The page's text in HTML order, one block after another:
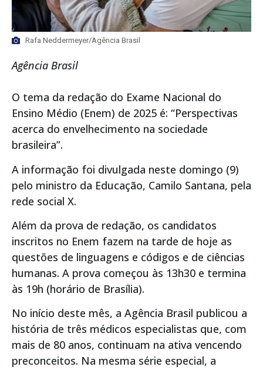
Rafa Neddermeyer/Agência Brasil
Agência Brasil
O tema da redação do Exame Nacional do
Ensino Médio (Enem) de 2025 é: “Perspectivas
acerca do envelhecimento na sociedade
brasileira”.
A informação foi divulgada neste domingo (9)
pelo ministro da Educação, Camilo Santana, pela
rede social X.
Além da prova de redação, os candidatos
inscritos no Enem fazem na tarde de hoje as
questões de linguagens e códigos e de ciências
humanas. A prova começou às 13h30 e termina
às 19h (horário de Brasília).
No início deste mês, a Agência Brasil publicou a
história de três médicos especialistas que, com
mais de 80 anos, continuam na ativa vencendo
preconceitos. Na mesma série especial, a